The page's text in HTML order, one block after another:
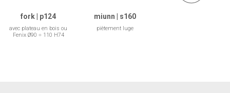
fork | p124
avec plateau en bois ou
Fenix Ø90 ÷ 110 H74
miunn | s160
piètement luge